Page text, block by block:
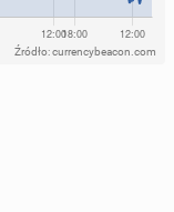
Źródło: currencybeacon.com